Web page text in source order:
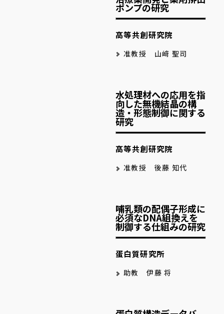
ポンプの研究
高等共創研究院
准教授 山﨑 聖司
水処理材への応用を指
向した無機結晶の構
造・形態制御に関する
研究
高等共創研究院
准教授 後藤 知代
哺乳類の配偶子形成に
必須なDNA組換えを
制御する仕組みの研究
蛋白質研究所
助教 伊藤 将